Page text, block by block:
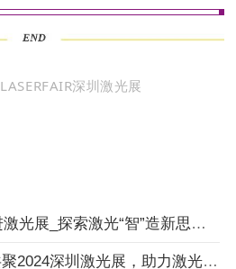
LASERFAIR深圳激光展
上一篇：2025深圳先进激光展_探索激光“智”造新思路，汉诺威深圳激光展首日人气爆棚！
下一篇：正运动邀您共聚2024深圳激光展，助力激光加工与智能制造！